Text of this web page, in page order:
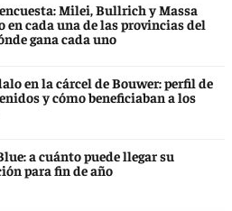
Milei, Bullrich y Massa
en cada una de las provincias del
gana cada uno
en la cárcel de Bouwer: perfil de
y cómo beneficiaban a los
a cuánto puede llegar su
para fin de año